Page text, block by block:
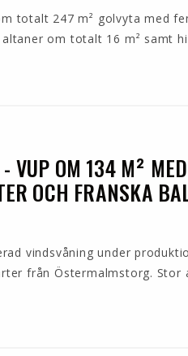
totalt 247 m² golvyta med
om totalt 16 m² samt
VUP OM 134 M²
OCH FRANSKA
vindsvåning under
från Östermalmstorg. Stor